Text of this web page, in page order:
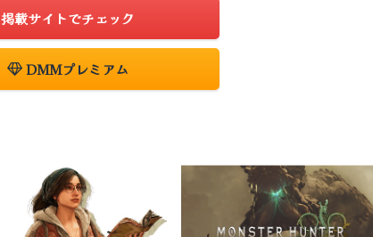
掲載サイトでチェック
DMMプレミアム